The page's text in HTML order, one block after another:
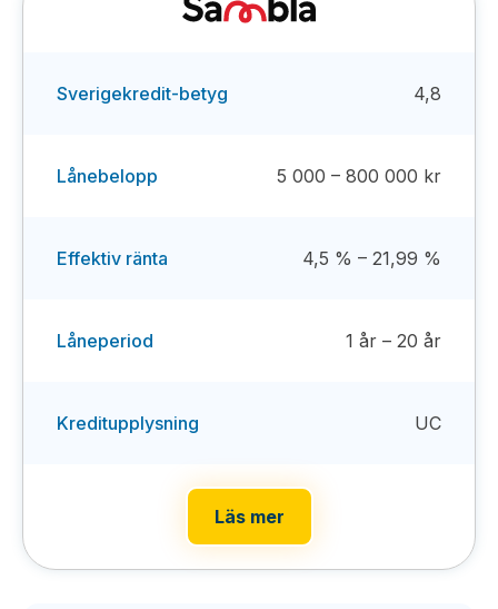
Sverigekredit-betyg 4,8
Lånebelopp 5 000 – 800 000 kr
Effektiv ränta 4,5 % – 21,99 %
Låneperiod 1 år – 20 år
Kreditupplysning UC
Läs mer